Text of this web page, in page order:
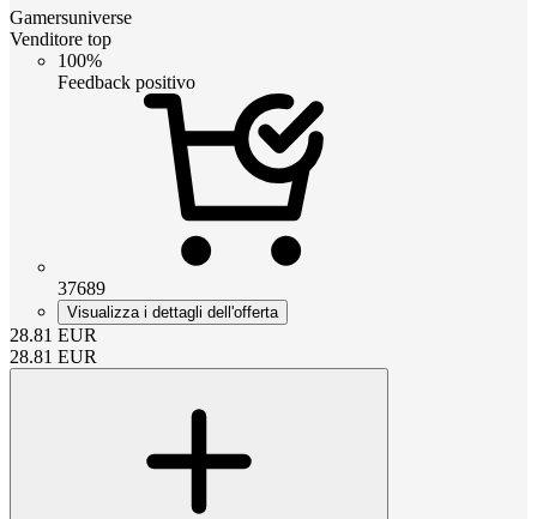
Gamersuniverse
Venditore top
100%
Feedback positivo
37689
Visualizza i dettagli dell'offerta
28.81 EUR
28.81 EUR